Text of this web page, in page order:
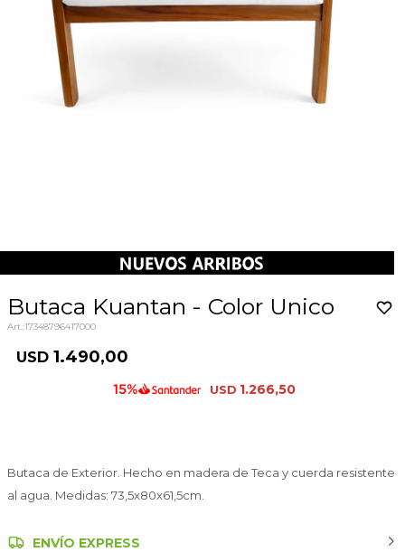
Butaca Kuantan - Color Unico
17348796417000
USD 1.490,00
USD 1.266,50
Butaca de Exterior. Hecho en madera de Teca y cuerda resistente
al agua. Medidas: 73,5x80x61,5cm.
ENVÍO EXPRESS